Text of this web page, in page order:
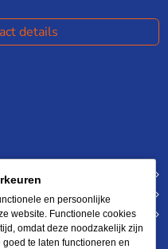
details
en persoonlijke
website. Functionele cookies
omdat deze noodzakelijk zijn
goed te laten functioneren en